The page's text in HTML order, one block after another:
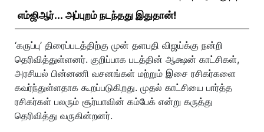
எம்ஜிஆர்... அப்புறம் நடந்தது இதுதான்!
‘கருப்பு’ திரைப்படத்திற்கு முன் தளபதி விஜய்க்கு நன்றி
தெரிவித்துள்ளனர். குறிப்பாக படத்தின் ஆக்ஷன் காட்சிகள்,
அரசியல் பின்னணி வசனங்கள் மற்றும் இசை ரசிகர்களை
கவர்ந்துள்ளதாக கூறப்படுகிறது. முதல் காட்சியை பார்த்த
ரசிகர்கள் பலரும் சூர்யாவின் கம்பேக் என்று கருத்து
தெரிவித்து வருகின்றனர்.